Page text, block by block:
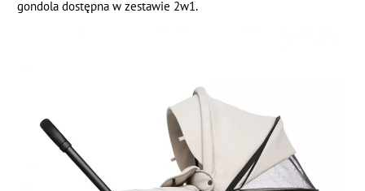
gondola dostępna w zestawie 2w1.